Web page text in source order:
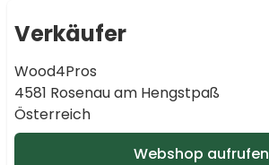
Verkäufer
Wood4Pros
4581 Rosenau am Hengstpaß
Österreich
Webshop aufrufen